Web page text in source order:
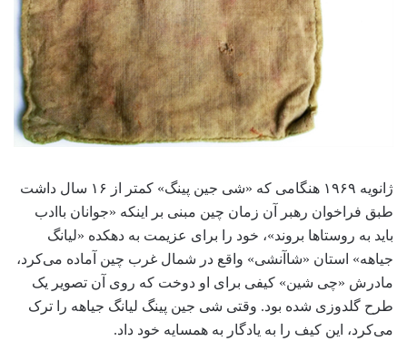
ژانویه ۱۹۶۹ هنگامی که «شی جین پینگ» کمتر از ۱۶ سال داشت
طبق فراخوان رهبر آن زمان چین مبنی بر اینکه «جوانان باادب
باید به روستاها بروند»، خود را برای عزیمت به دهکده «لیانگ
جیاهه» استان «شاآن‎شی» واقع در شمال غرب چین آماده می‌کرد،
مادرش «چی شین» کیفی برای او دوخت که روی آن تصویر یک
طرح گلدوزی شده بود. وقتی شی جین پینگ لیانگ جیاهه را ترک
می‌کرد، این کیف را به یادگار به همسایه خود داد.